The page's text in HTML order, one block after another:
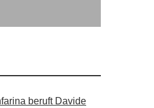
beruft Davide